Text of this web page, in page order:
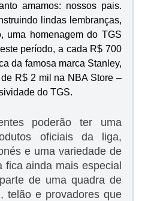
amamos: nossos pais.
lindas lembranças,
uma homenagem do TGS
período, a cada R$ 700
da famosa marca Stanley,
R$ 2 mil na NBA Store –
do TGS.
poderão ter uma
oficiais da liga,
e uma variedade de
fica ainda mais especial
de uma quadra de
telão e provadores que